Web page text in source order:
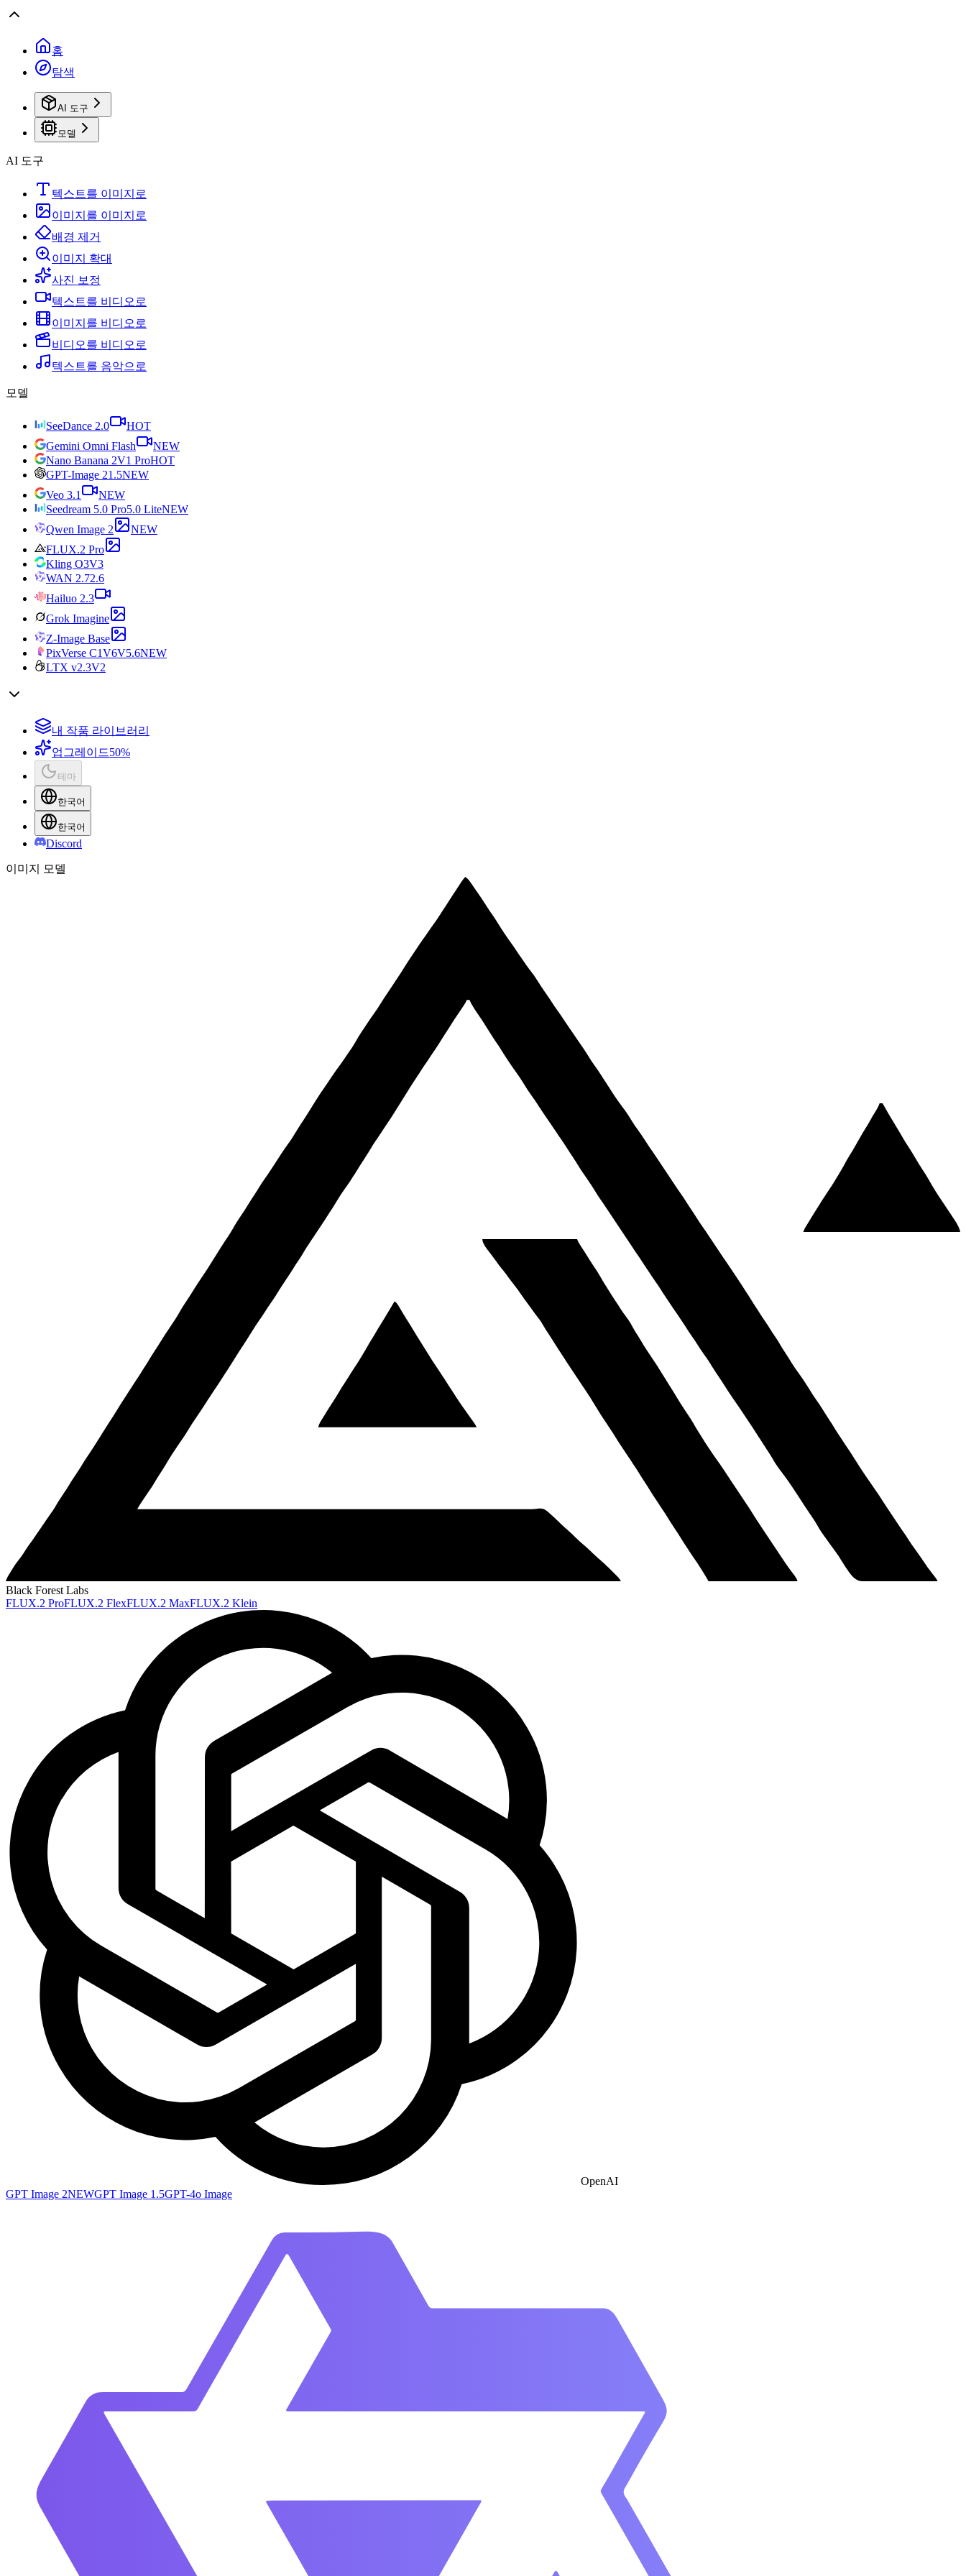
홈
탐색
AI 도구
모델
AI 도구
텍스트를 이미지로
이미지를 이미지로
배경 제거
이미지 확대
사진 보정
텍스트를 비디오로
이미지를 비디오로
비디오를 비디오로
텍스트를 음악으로
모델
SeeDance 2.0
HOT
Gemini Omni Flash
NEW
Nano Banana 2V1 ProHOT
GPT-Image 21.5NEW
Veo 3.1
NEW
Seedream 5.0 Pro5.0 LiteNEW
Qwen Image 2
NEW
FLUX.2 Pro
Kling O3V3
WAN 2.72.6
Hailuo 2.3
Grok Imagine
Z-Image Base
PixVerse C1V6V5.6NEW
LTX v2.3V2
내 작품 라이브러리
업그레이드50%
테마
한국어
한국어
Discord
이미지 모델
Black Forest Labs
FLUX.2 ProFLUX.2 FlexFLUX.2 MaxFLUX.2 Klein
OpenAI
GPT Image 2NEWGPT Image 1.5GPT-4o Image